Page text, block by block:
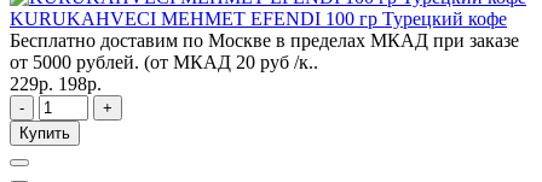
KURUKAHVECI MEHMET EFENDI 100 гр Турецкий кофе
Бесплатно доставим по Москве в пределах МКАД при заказе
от 5000 рублей. (от МКАД 20 руб /к..
229р. 198р.
-
+
Купить